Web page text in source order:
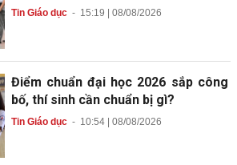
Tin Giáo dục- 15:19 | 08/08/2026
Điểm chuẩn đại học 2026 sắp công
bố, thí sinh cần chuẩn bị gì?
Tin Giáo dục- 10:54 | 08/08/2026